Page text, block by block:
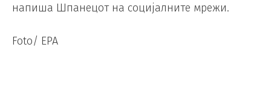
напиша Шпанецот на социјалните мрежи.
Foto/ EPA